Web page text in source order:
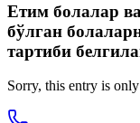
Етим болалар
бўлган
тартиби
Sorry, this entry is